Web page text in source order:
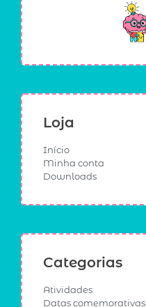
Loja
Início
Minha conta
Downloads
Categorias
Atividades
Datas comemorativas